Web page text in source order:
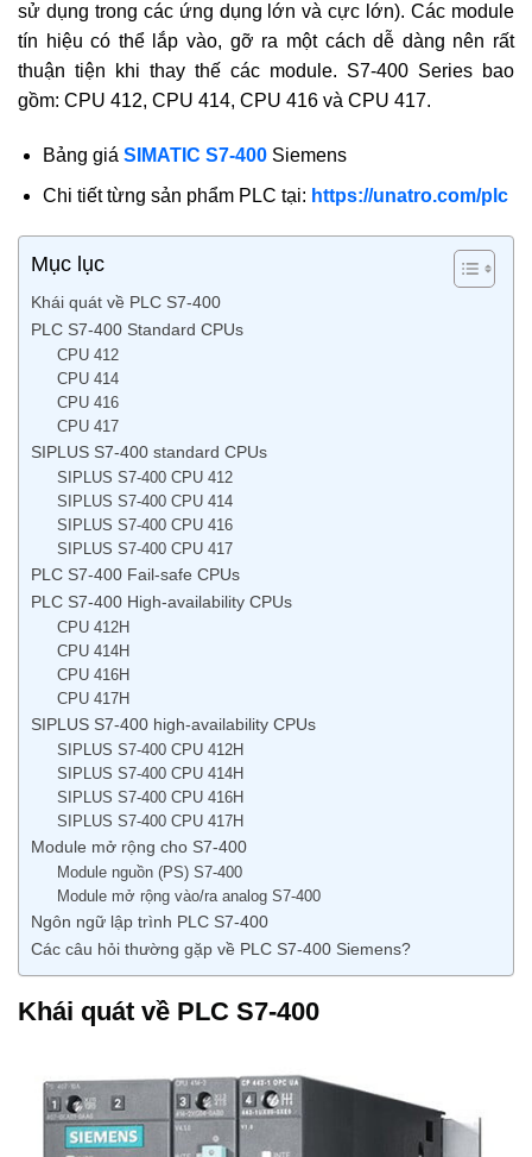
sử dụng trong các ứng dụng lớn và cực lớn). Các module
tín hiệu có thể lắp vào, gỡ ra một cách dễ dàng nên rất
thuận tiện khi thay thế các module. S7-400 Series bao
gồm: CPU 412, CPU 414, CPU 416 và CPU 417.
Bảng giá SIMATIC S7-400Siemens
Chi tiết từng sản phẩm PLC tại: https://unatro.com/plc
Mục lục
Khái quát về PLC S7-400
PLC S7-400 Standard CPUs
CPU 412
CPU 414
CPU 416
CPU 417
SIPLUS S7-400 standard CPUs
SIPLUS S7-400 CPU 412
SIPLUS S7-400 CPU 414
SIPLUS S7-400 CPU 416
SIPLUS S7-400 CPU 417
PLC S7-400 Fail-safe CPUs
PLC S7-400 High-availability CPUs
CPU 412H
CPU 414H
CPU 416H
CPU 417H
SIPLUS S7-400 high-availability CPUs
SIPLUS S7-400 CPU 412H
SIPLUS S7-400 CPU 414H
SIPLUS S7-400 CPU 416H
SIPLUS S7-400 CPU 417H
Module mở rộng cho S7-400
Module nguồn (PS) S7-400
Module mở rộng vào/ra analog S7-400
Ngôn ngữ lập trình PLC S7-400
Các câu hỏi thường gặp về PLC S7-400 Siemens?
Khái quát về PLC S7-400